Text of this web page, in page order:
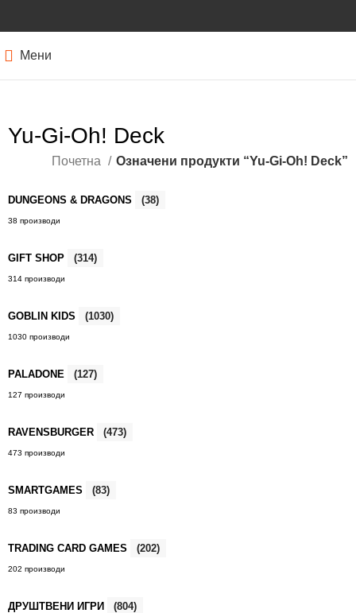
Мени
Yu-Gi-Oh! Deck
Почетна Означени продукти “Yu-Gi-Oh! Deck”
DUNGEONS & DRAGONS (38)
38 производи
GIFT SHOP (314)
314 производи
GOBLIN KIDS (1030)
1030 производи
PALADONE (127)
127 производи
RAVENSBURGER (473)
473 производи
SMARTGAMES (83)
83 производи
TRADING CARD GAMES (202)
202 производи
ДРУШТВЕНИ ИГРИ (804)